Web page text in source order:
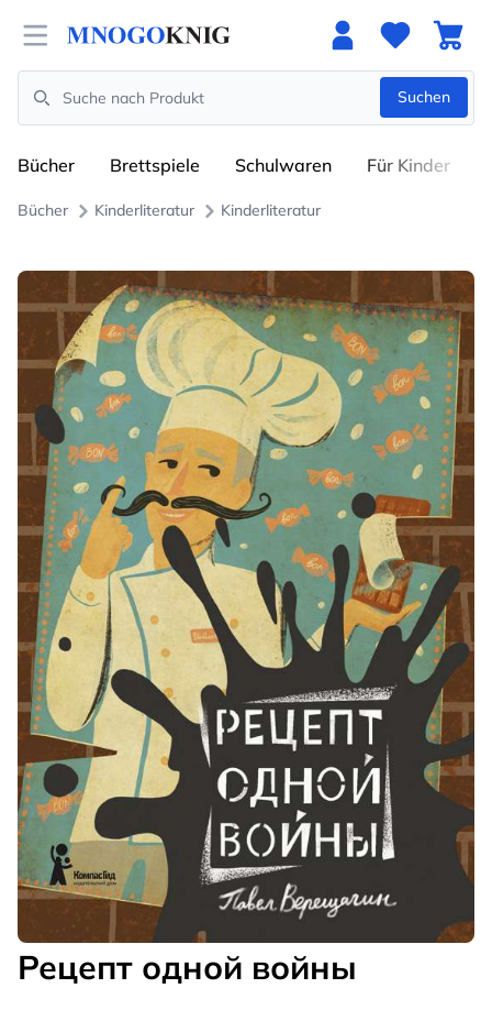
Open menu
Search
Suchen
Bücher Brettspiele Schulwaren Für Kinder
Bücher Kinderliteratur Kinderliteratur
Рецепт одной войны